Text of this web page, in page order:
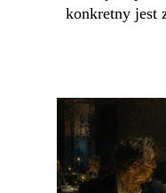
konkretny jest